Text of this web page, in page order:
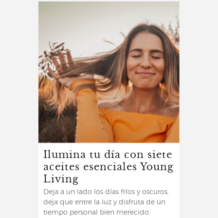
Ilumina tu día con siete
aceites esenciales Young
Living
Deja a un lado los días fríos y oscuros,
deja que entre la luz y disfruta de un
tiempo personal bien merecido.